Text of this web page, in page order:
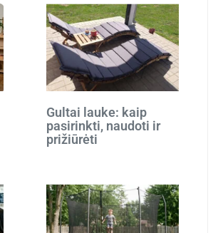
Gultai lauke: kaip
pasirinkti, naudoti ir
prižiūrėti